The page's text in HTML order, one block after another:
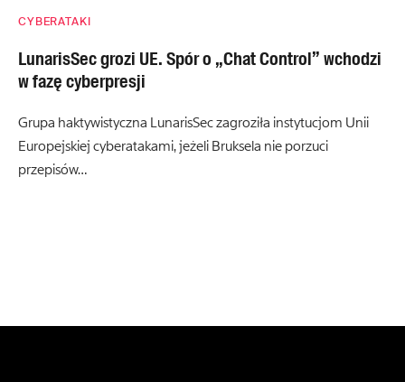
CYBERATAKI
LunarisSec grozi UE. Spór o „Chat Control” wchodzi
w fazę cyberpresji
Grupa haktywistyczna LunarisSec zagroziła instytucjom Unii
Europejskiej cyberatakami, jeżeli Bruksela nie porzuci
przepisów…